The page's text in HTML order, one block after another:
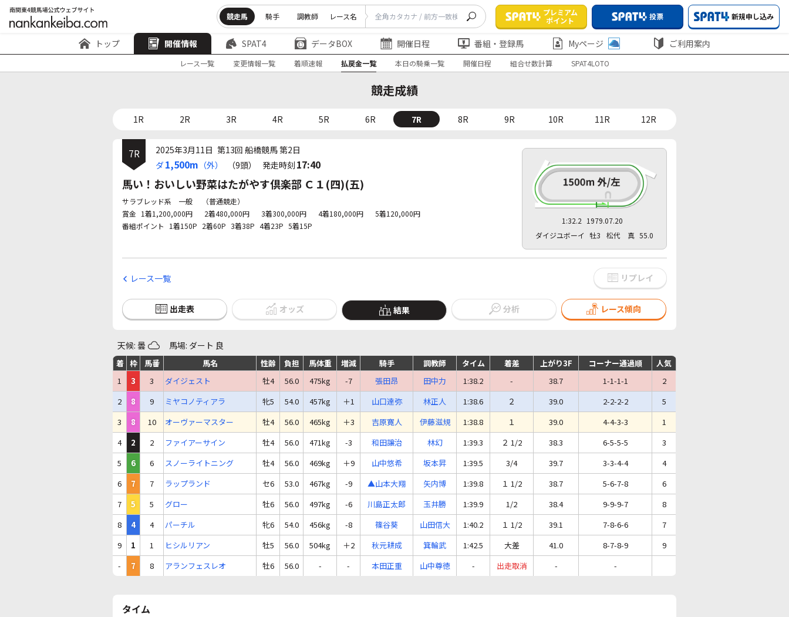
競走馬 騎手 調教師 レース名
プレミアム
ポイント
投票 新規申し込み
トップ 開催情報 SPAT4 データBOX 開催日程 番組・登録馬 Myページ ご利用案内
レース一覧 変更情報一覧 着順速報 払戻金一覧 本日の騎乗一覧 開催日程 組合せ数計算 SPAT4LOTO
競走成績
1R 2R 3R 4R 5R 6R 7R 8R 9R 10R 11R 12R
7R 2025年3月11日 第13回 船橋競馬 第2日
ダ1,500m （外） （9頭） 発走時刻 17:40
馬い！おいしい野菜はたがやす倶楽部 Ｃ１(四)(五)
サラブレッド系 一般
（普通競走）
賞金 1着1,200,000円 2着480,000円 3着300,000円 4着180,000円
5着120,000円
番組ポイント
1着150P 2着60P 3着38P 4着23P 5着15P
1:32.2 1979.07.20
ダイジユボーイ 牡3 松代 真 55.0
レース一覧 リプレイ
出走表 オッズ 結果 分析 レース傾向
天候: 曇 馬場: ダート 良
着 枠 馬番 馬名 性齢 負担 馬体重 増減 騎手 調教師 タイム 着差 上がり3F コーナー通過順
人気
1
3 3 ダイジェスト 牡4 56.0 475kg -7 張田昂 田中力 1:38.2 - 38.7 1-1-1-1
2
2
8 9 ミヤコノティアラ 牝5 54.0 457kg ＋1 山口達弥 林正人 1:38.6 ２ 39.0 2-2-2-2
5
3
8 10 オーヴァーマスター 牡4 56.0 465kg ＋3 吉原寛人 伊藤滋規 1:38.8 １ 39.0 4-4-3-3
1
4
2 2 ファイアーサイン 牡4 56.0 471kg -3 和田譲治 林幻 1:39.3 ２ 1/2 38.3 6-5-5-5
3
5
6 6 スノーライトニング 牡4 56.0 469kg ＋9 山中悠希 坂本昇 1:39.5 3/4 39.7 3-3-4-4
4
6
7 7 ラップランド セ6 53.0 467kg -9 ▲山本大翔 矢内博 1:39.8 １ 1/2 38.7 5-6-7-8
6
7
5 5 グロー 牡6 56.0 497kg -6 川島正太郎 玉井勝 1:39.9 1/2 38.4 9-9-9-7
8
8
4 4 パーチル 牝6 54.0 456kg -8 篠谷葵 山田信大 1:40.2 １ 1/2 39.1 7-8-6-6
7
9
1 1 ヒシルリアン 牡5 56.0 504kg ＋2 秋元耕成 箕輪武 1:42.5 大差 41.0 8-7-8-9
9
-
7 8 アランフェスレオ 牡6 56.0 - - 本田正重 山中尊徳 - 出走取消 - -
タイム